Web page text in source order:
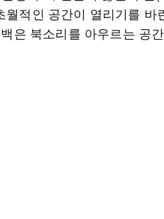
월적인 공간이 열리기를 바
은 북소리를 아우르는 공